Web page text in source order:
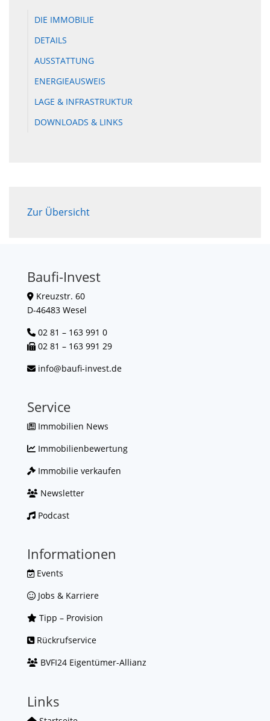
DIE IMMOBILIE
DETAILS
AUSSTATTUNG
ENERGIEAUSWEIS
LAGE & INFRASTRUKTUR
DOWNLOADS & LINKS
Zur Übersicht
Baufi-Invest
Kreuzstr. 60
D-46483 Wesel
02 81 – 163 991 0
02 81 – 163 991 29
info@baufi-invest.de
Service
Immobilien News
Immobilienbewertung
Immobilie verkaufen
Newsletter
Podcast
Informationen
Events
Jobs & Karriere
Tipp – Provision
Rückrufservice
BVFI24 Eigentümer-Allianz
Links